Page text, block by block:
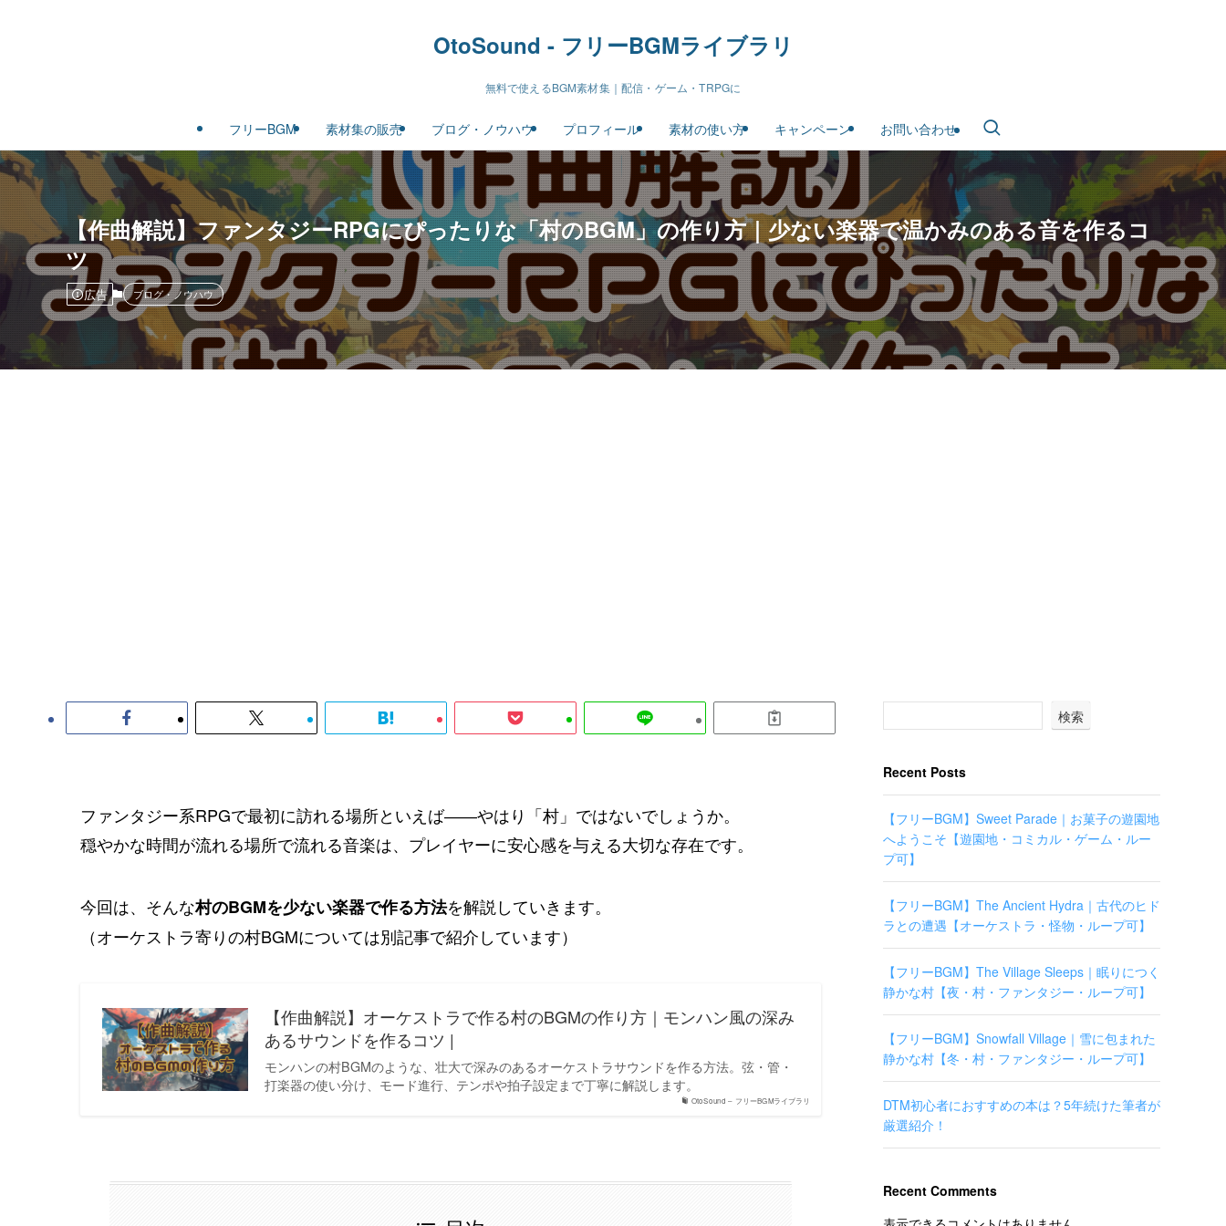
OtoSound - フリーBGMライブラリ
無料で使えるBGM素材集｜配信・ゲーム・TRPGに
フリーBGM 素材集の販売 ブログ・ノウハウ プロフィール 素材の使い方 キャンペーン お問い合わせ
【作曲解説】ファンタジーRPGにぴったりな「村のBGM」の作り方｜少ない楽器で温かみのある音を作るコ
ツ
広告 ブログ・ノウハウ
ファンタジー系RPGで最初に訪れる場所といえば――やはり「村」ではないでしょうか。
穏やかな時間が流れる場所で流れる音楽は、プレイヤーに安心感を与える大切な存在です。
今回は、そんな村のBGMを少ない楽器で作る方法を解説していきます。
（オーケストラ寄りの村BGMについては別記事で紹介しています）
OtoSound – フリーBGMライブラリ
【作曲解説】オーケストラで作る村のBGMの作り方｜モンハン風の深み
あるサウンドを作るコツ |
モンハンの村BGMのような、壮大で深みのあるオーケストラサウンドを作る方法。弦・管・
打楽器の使い分け、モード進行、テンポや拍子設定まで丁寧に解説します。
検索
Recent Posts
【フリーBGM】Sweet Parade｜お菓子の遊園地
へようこそ【遊園地・コミカル・ゲーム・ルー
プ可】
【フリーBGM】The Ancient Hydra｜古代のヒド
ラとの遭遇【オーケストラ・怪物・ループ可】
【フリーBGM】The Village Sleeps｜眠りにつく
静かな村【夜・村・ファンタジー・ループ可】
【フリーBGM】Snowfall Village｜雪に包まれた
静かな村【冬・村・ファンタジー・ループ可】
DTM初心者におすすめの本は？5年続けた筆者が
厳選紹介！
Recent Comments